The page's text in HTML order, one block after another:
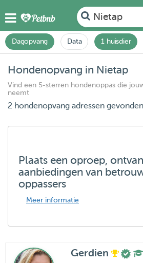
Nietap
Dagopvang Data 1 huisdier
Hondenopvang in Nietap
Vind een 5-sterren hondenoppas die
neemt
2 hondenopvang adressen gevonden
Plaats een oproep,
aanbiedingen van
oppassers
Meer informatie
Gerdien